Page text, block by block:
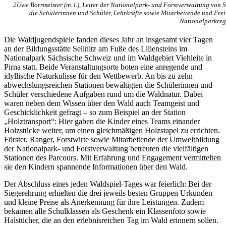
2Uwe Borrmeister (m. l.), Leiter der Nationalpark- und Forstverwaltung
die Schülerinnen und Schüler, Lehrkräfte sowie Mitarbeitende und
Die Waldjugendspiele fanden dieses Jahr an insgesamt vier Tagen
an der Bildungsstätte Sellnitz am Fuße des Liliensteins im
Nationalpark Sächsische Schweiz und im Waldgebiet Viehleite in
Pirna statt. Beide Veranstaltungsorte boten eine anregende und
idyllische Naturkulisse für den Wettbewerb. An bis zu zehn
abwechslungsreichen Stationen bewältigten die Schülerinnen und
Schüler verschiedene Aufgaben rund um die Waldnatur. Dabei
waren neben dem Wissen über den Wald auch Teamgeist und
Geschicklichkeit gefragt – so zum Beispiel an der Station
„Holztransport“: Hier gaben die Kinder eines Teams einander
Holzstücke weiter, um einen gleichmäßigen Holzstapel zu errichten.
Förster, Ranger, Forstwirte sowie Mitarbeitende der Umweltbildung
der Nationalpark- und Forstverwaltung betreuten die vielfältigen
Stationen des Parcours. Mit Erfahrung und Engagement vermittelten
sie den Kindern spannende Informationen über den Wald.
Der Abschluss eines jeden Waldspiel-Tages war feierlich: Bei der
Siegerehrung erhielten die drei jeweils besten Gruppen Urkunden
und kleine Preise als Anerkennung für ihre Leistungen. Zudem
bekamen alle Schulklassen als Geschenk ein Klassenfoto sowie
Halstücher, die an den erlebnisreichen Tag im Wald erinnern sollen.